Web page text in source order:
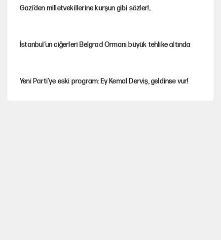
Gazi’den milletvekillerine kurşun gibi sözler!..
İstanbul’un ciğerleri Belgrad Ormanı büyük tehlike altında
Yeni Parti'ye eski program: Ey Kemal Derviş, geldinse vur!